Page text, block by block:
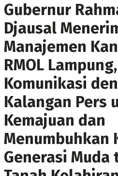
Gubernur
Djausal
Manajemen
RMOL
Komunikasi
Kalangan Pers
Kemajuan dan
Menumbuhkan
Generasi Muda